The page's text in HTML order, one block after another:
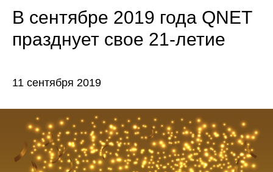
В сентябре 2019 года QNET
празднует свое 21-летие
11 сентября 2019